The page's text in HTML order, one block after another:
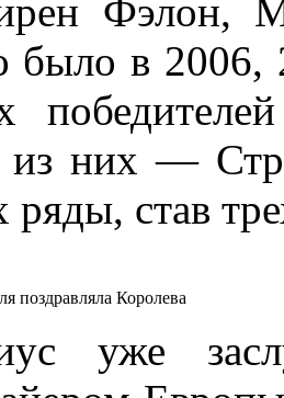
было в 2006,
из них —
ряды, став
поздравляла Королева
уже